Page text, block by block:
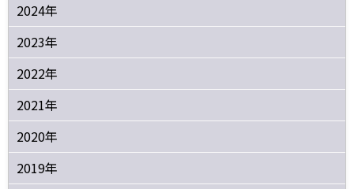
2024年
2023年
2022年
2021年
2020年
2019年